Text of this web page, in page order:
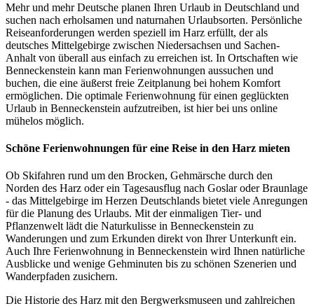
Mehr und mehr Deutsche planen Ihren Urlaub in Deutschland und
suchen nach erholsamen und naturnahen Urlaubsorten. Persönliche
Reiseanforderungen werden speziell im Harz erfüllt, der als
deutsches Mittelgebirge zwischen Niedersachsen und Sachen-
Anhalt von überall aus einfach zu erreichen ist. In Ortschaften wie
Benneckenstein kann man Ferienwohnungen aussuchen und
buchen, die eine äußerst freie Zeitplanung bei hohem Komfort
ermöglichen. Die optimale Ferienwohnung für einen geglückten
Urlaub in Benneckenstein aufzutreiben, ist hier bei uns online
mühelos möglich.
Schöne Ferienwohnungen für eine Reise in den Harz mieten
Ob Skifahren rund um den Brocken, Gehmärsche durch den
Norden des Harz oder ein Tagesausflug nach Goslar oder Braunlage
- das Mittelgebirge im Herzen Deutschlands bietet viele Anregungen
für die Planung des Urlaubs. Mit der einmaligen Tier- und
Pflanzenwelt lädt die Naturkulisse in Benneckenstein zu
Wanderungen und zum Erkunden direkt von Ihrer Unterkunft ein.
Auch Ihre Ferienwohnung in Benneckenstein wird Ihnen natürliche
Ausblicke und wenige Gehminuten bis zu schönen Szenerien und
Wanderpfaden zusichern.
Die Historie des Harz mit den Bergwerksmuseen und zahlreichen